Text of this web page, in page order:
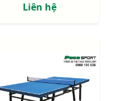
Liên hệ